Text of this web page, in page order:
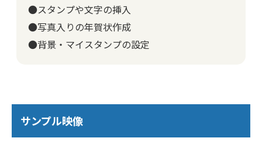
●スタンプや文字の挿入
●写真入りの年賀状作成
●背景・マイスタンプの設定
サンプル映像